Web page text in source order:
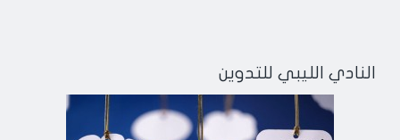
النادي الليبي للتدوين